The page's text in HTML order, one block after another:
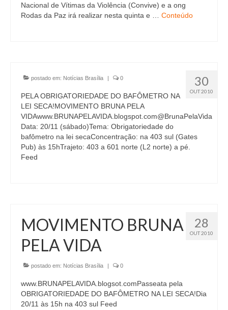
Nacional de Vítimas da Violência (Convive) e a ong
Rodas da Paz irá realizar nesta quinta e … Conteúdo
30
OUT 2010
postado em: Notícias Brasília | 0
PELA OBRIGATORIEDADE DO BAFÔMETRO NA
LEI SECA!MOVIMENTO BRUNA PELA
VIDAwww.BRUNAPELAVIDA.blogspot.com@BrunaPelaVida
Data: 20/11 (sábado)Tema: Obrigatoriedade do
bafômetro na lei secaConcentração: na 403 sul (Gates
Pub) às 15hTrajeto: 403 a 601 norte (L2 norte) a pé.
Feed
28
OUT 2010
MOVIMENTO BRUNA
PELA VIDA
postado em: Notícias Brasília | 0
www.BRUNAPELAVIDA.blogsot.comPasseata pela
OBRIGATORIEDADE DO BAFÔMETRO NA LEI SECA!Dia
20/11 às 15h na 403 sul Feed